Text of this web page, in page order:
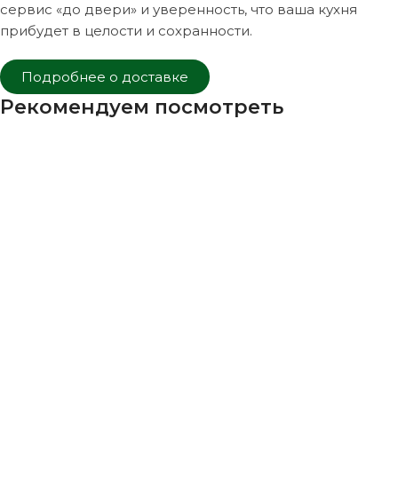
сервис «до двери» и уверенность, что ваша кухня
прибудет в целости и сохранности.
Подробнее о доставке
Рекомендуем посмотреть